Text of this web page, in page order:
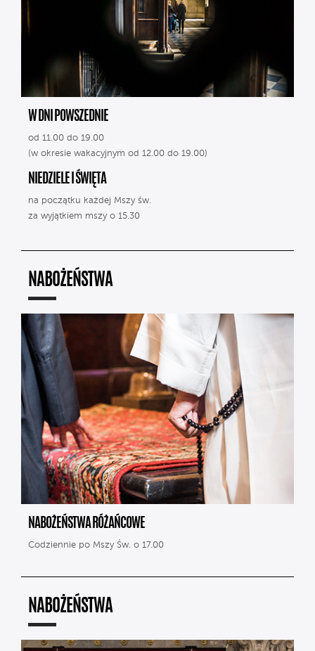
W DNI POWSZEDNIE
od 11.00 do 19.00
(w okresie wakacyjnym od 12.00 do 19.00)
NIEDZIELE I ŚWIĘTA
na początku każdej Mszy św.
za wyjątkiem mszy o 15.30
NABOŻEŃSTWA
NABOŻEŃSTWA RÓŻAŃCOWE
Codziennie po Mszy Św. o 17.00
NABOŻEŃSTWA